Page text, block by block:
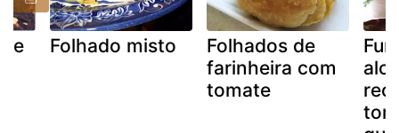
Folhado misto
Folhados de
farinheira com
tomate